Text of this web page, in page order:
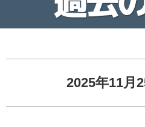
2025年11月